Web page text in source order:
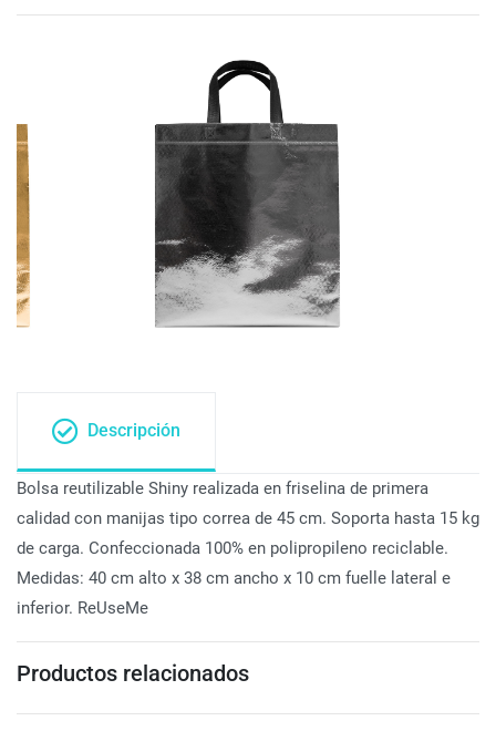
Descripción
Bolsa reutilizable Shiny realizada en friselina de primera
calidad con manijas tipo correa de 45 cm. Soporta hasta 15 kg
de carga. Confeccionada 100% en polipropileno reciclable.
Medidas: 40 cm alto x 38 cm ancho x 10 cm fuelle lateral e
inferior. ReUseMe
Productos relacionados